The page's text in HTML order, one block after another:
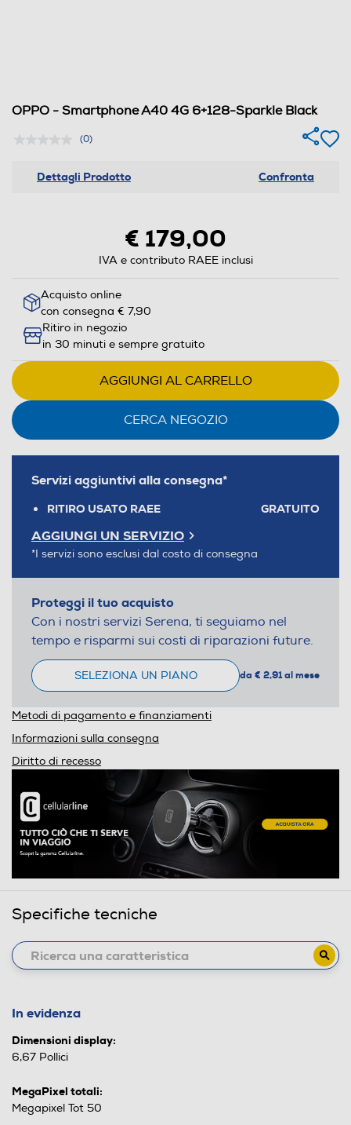
OPPO - Smartphone A40 4G 6+128-Sparkle Black
(0)
Dettagli Prodotto Confronta
€ 179,00
IVA e contributo RAEE inclusi
Acquisto online
con consegna € 7,90
Ritiro in negozio
in 30 minuti e sempre gratuito
AGGIUNGI AL CARRELLO
CERCA NEGOZIO
Servizi aggiuntivi alla consegna*
RITIRO USATO RAEE GRATUITO
AGGIUNGI UN SERVIZIO
*I servizi sono esclusi dal costo di consegna
Proteggi il tuo acquisto
Con i nostri servizi Serena, ti seguiamo nel
tempo e risparmi sui costi di riparazioni future.
SELEZIONA UN PIANO da € 2,91 al mese
Metodi di pagamento e finanziamenti
Informazioni sulla consegna
Diritto di recesso
Specifiche tecniche
In evidenza
Dimensioni display:
6,67 Pollici
MegaPixel totali:
Megapixel Tot 50